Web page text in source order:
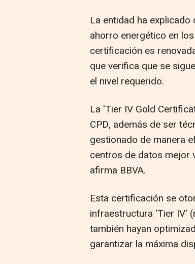
La entidad ha
ahorro energético en
certificación es
que verifica que se
el nivel requerido.
La 'Tier IV Gold
CPD, además de ser
gestionado de manera
centros de datos mejor
afirma BBVA.
Esta certificación se
infraestructura 'Tier IV'
también hayan
garantizar la máxima